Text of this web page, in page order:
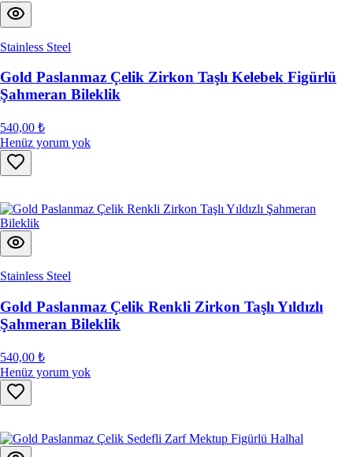
Stainless Steel
Gold Paslanmaz Çelik Zirkon Taşlı Kelebek Figürlü
Şahmeran Bileklik
540,00 ₺
Henüz yorum yok
Stainless Steel
Gold Paslanmaz Çelik Renkli Zirkon Taşlı Yıldızlı
Şahmeran Bileklik
540,00 ₺
Henüz yorum yok